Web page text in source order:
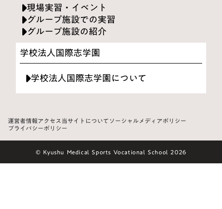
現場実習・イベント
グループ施設での実習
グループ施設の紹介
学校法人国際志学園
学校法人国際志学園について
運営者情報アクセス当サイトについてソーシャルメディアポリシー
プライバシーポリシー
© Kyushu Medical Sports Vocational School 2026